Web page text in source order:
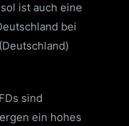
ist auch eine
bei
sind
ein hohes